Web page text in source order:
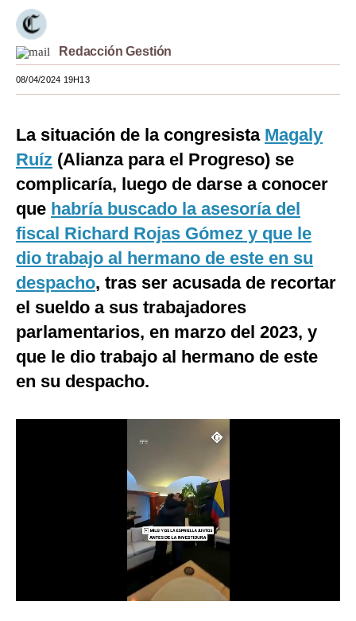
Tendencias
Lujo
Viajes
Estilos
EEUU
México
España
Internacional
Tecnología
Club del Suscriptor
Redacción Gestión
08/04/2024 19H13
La situación de la congresista Magaly
Ruíz (Alianza para el Progreso) se
complicaría, luego de darse a conocer
que habría buscado la asesoría del
fiscal Richard Rojas Gómez y que le
dio trabajo al hermano de este en su
despacho, tras ser acusada de recortar
el sueldo a sus trabajadores
parlamentarios, en marzo del 2023, y
que le dio trabajo al hermano de este
en su despacho.